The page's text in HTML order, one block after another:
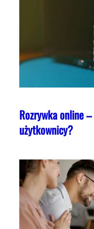
Rozrywka online
użytkownicy?